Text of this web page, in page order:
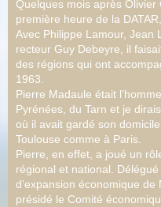
Quelques mois après
première heure de la
Avec Philippe Lamour, Jean
recteur Guy Debeyre, il
des régions qui ont
1963.
Pierre Madaule était
Pyrénées, du Tarn et je
où il avait gardé son
Toulouse comme à Paris.
Pierre, en effet, a joué un
régional et national.
d’expansion économique
présidé le Comité